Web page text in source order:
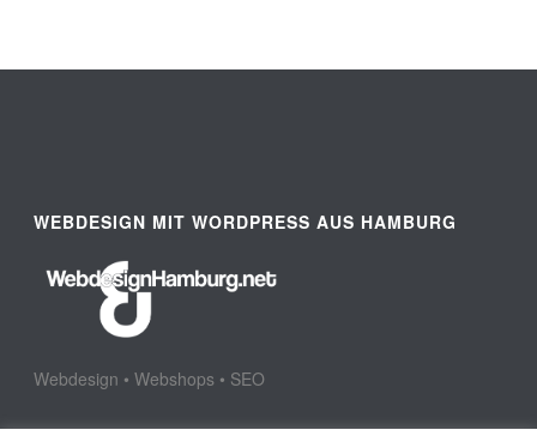
WEBDESIGN MIT WORDPRESS AUS HAMBURG
Webdesign • Webshops • SEO